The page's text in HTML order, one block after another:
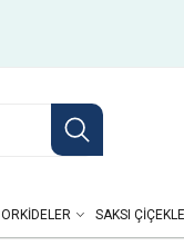
ORKIDELER SAKSI